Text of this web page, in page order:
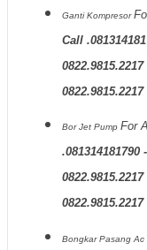
Ganti Kompresor
Call
0822.9815.2217
Bor Jet Pump For
.081314181790
0822.9815.2217
Bongkar Pasang Ac